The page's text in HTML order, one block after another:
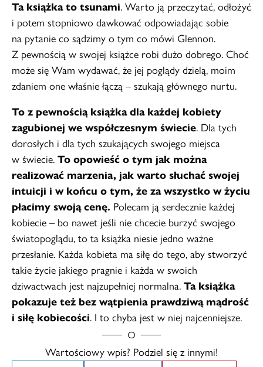
Ta książka to tsunami. Warto ją przeczytać, odłożyć
i potem stopniowo dawkować odpowiadając sobie
na pytanie co sądzimy o tym co mówi Glennon.
Z pewnością w swojej książce robi dużo dobrego. Choć
może się Wam wydawać, że jej poglądy dzielą, moim
zdaniem one właśnie łączą – szukają głównego nurtu.
To z pewnością książka dla każdej kobiety
zagubionej we współczesnym świecie. Dla tych
dorosłych i dla tych szukających swojego miejsca
w świecie. To opowieść o tym jak można
realizować marzenia, jak warto słuchać swojej
intuicji i w końcu o tym, że za wszystko w życiu
płacimy swoją cenę. Polecam ją serdecznie każdej
kobiecie – bo nawet jeśli nie chcecie burzyć swojego
światopoglądu, to ta książka niesie jedno ważne
przesłanie. Każda kobieta ma siłę do tego, aby stworzyć
takie życie jakiego pragnie i każda w swoich
dziwactwach jest najzupełniej normalna. Ta książka
pokazuje też bez wątpienia prawdziwą mądrość
i siłę kobiecości. I to chyba jest w niej najcenniejsze.
Wartościowy wpis? Podziel się z innymi!